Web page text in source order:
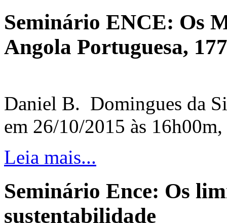
Seminário ENCE: Os
Angola Portuguesa,
Daniel B. Domingues da
em 26/10/2015 às
Leia mais...
Seminário Ence: Os
sustentabilidade